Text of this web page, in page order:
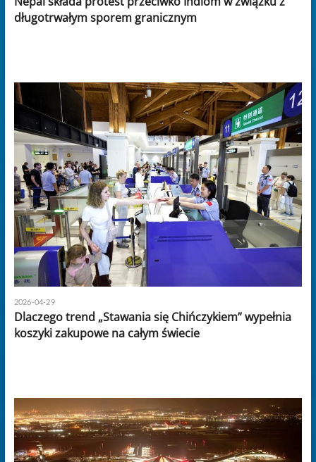
długotrwałym sporem granicznym
2026-04-29
Dlaczego trend „Stawania się Chińczykiem” wypełnia
koszyki zakupowe na całym świecie